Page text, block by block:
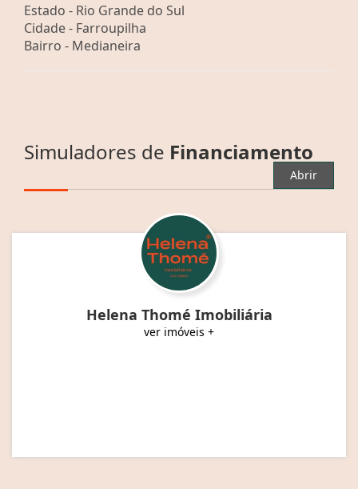
Estado - Rio Grande do Sul
Cidade - Farroupilha
Bairro - Medianeira
Simuladores de Financiamento
Abrir
Helena Thomé Imobiliária
ver imóveis +